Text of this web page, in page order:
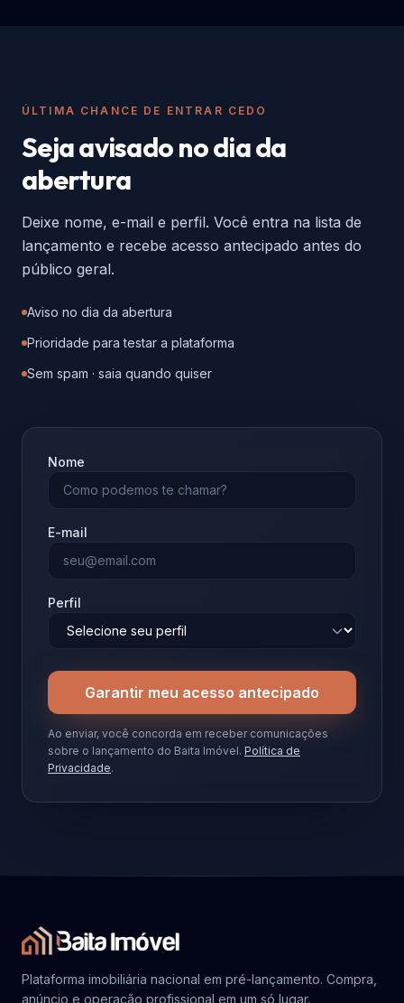
ÚLTIMA CHANCE DE ENTRAR CEDO
Seja avisado no dia da
abertura
Deixe nome, e-mail e perfil. Você entra na lista de
lançamento e recebe acesso antecipado antes do
público geral.
Aviso no dia da abertura
Prioridade para testar a plataforma
Sem spam · saia quando quiser
Nome
E-mail
Perfil
Garantir meu acesso antecipado
Ao enviar, você concorda em receber comunicações
sobre o lançamento do Baita Imóvel. Política de
Privacidade.
Plataforma imobiliária nacional em pré-lançamento. Compra,
anúncio e operação profissional em um só lugar.